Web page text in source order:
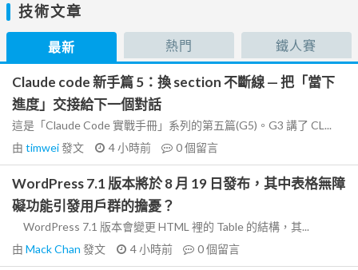
技術文章
最新 熱門 鐵人賽
Claude code 新手篇 5：換 section 不斷線 — 把「當下
進度」交接給下一個對話
這是「Claude Code 實戰手冊」系列的第五篇(G5)。G3 講了 CL...
由 timwei發文 4 小時前 0個留言
WordPress 7.1 版本將於 8 月 19 日發布，其中表格無障
礙功能引發用戶群的擔憂？
WordPress 7.1 版本會變更 HTML 裡的 Table 的結構，其...
由 Mack Chan 發文 4 小時前 0個留言